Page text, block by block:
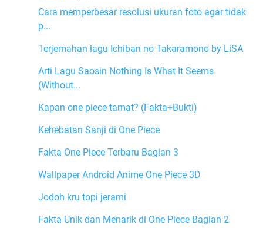
Cara memperbesar resolusi ukuran foto agar tidak
p...
Terjemahan lagu Ichiban no Takaramono by LiSA
Arti Lagu Saosin Nothing Is What It Seems
(Without...
Kapan one piece tamat? (Fakta+Bukti)
Kehebatan Sanji di One Piece
Fakta One Piece Terbaru Bagian 3
Wallpaper Android Anime One Piece 3D
Jodoh kru topi jerami
Fakta Unik dan Menarik di One Piece Bagian 2